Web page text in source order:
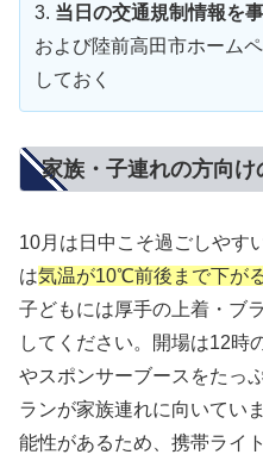
3. 当日の交通規制情報を
および陸前高田市ホーム
しておく
家族・子連れの方向け
10月は日中こそ過ごしやす
は気温が10℃前後まで下が
子どもには厚手の上着・ブ
してください。開場は12時
やスポンサーブースをたっ
ランが家族連れに向いてい
能性があるため、携帯ライ